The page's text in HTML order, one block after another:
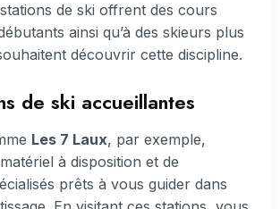
de ski offrent des cours
ainsi qu’à des skieurs plus
découvrir cette discipline.
de ski accueillantes
Les 7 Laux, par exemple,
à disposition et de
prêts à vous guider dans